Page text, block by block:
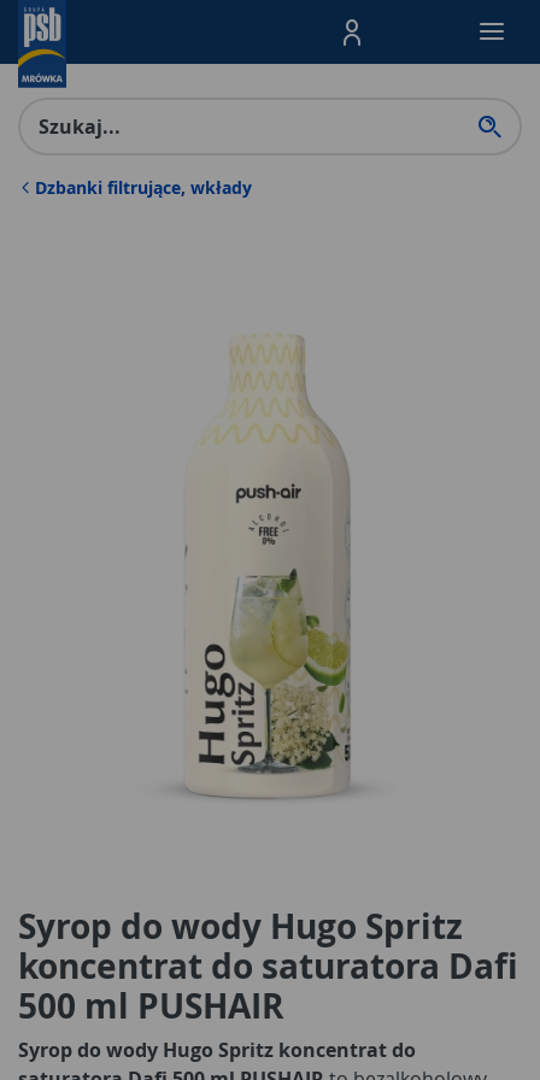
Menu Produktów,
Dzbanki filtrujące, wkłady
Syrop do wody Hugo Spritz
koncentrat do saturatora Dafi
500 ml PUSHAIR
Syrop do wody Hugo Spritz koncentrat do